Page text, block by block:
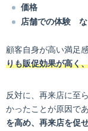
価格
店舗での体験
顧客自身が高い満足
りも販促効果が高く
反対に、再来店に至
かったことが原因で
を高め、再来店を促